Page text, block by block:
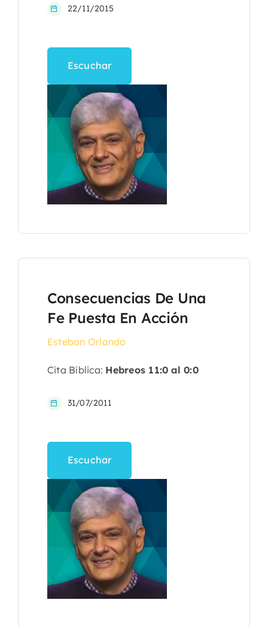
22/11/2015
Escuchar
Consecuencias De Una
Fe Puesta En Acción
Esteban Orlando
Cita Bíblica: Hebreos 11:0 al 0:0
31/07/2011
Escuchar